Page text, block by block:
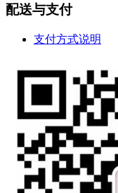
配送与支付
支付方式说明